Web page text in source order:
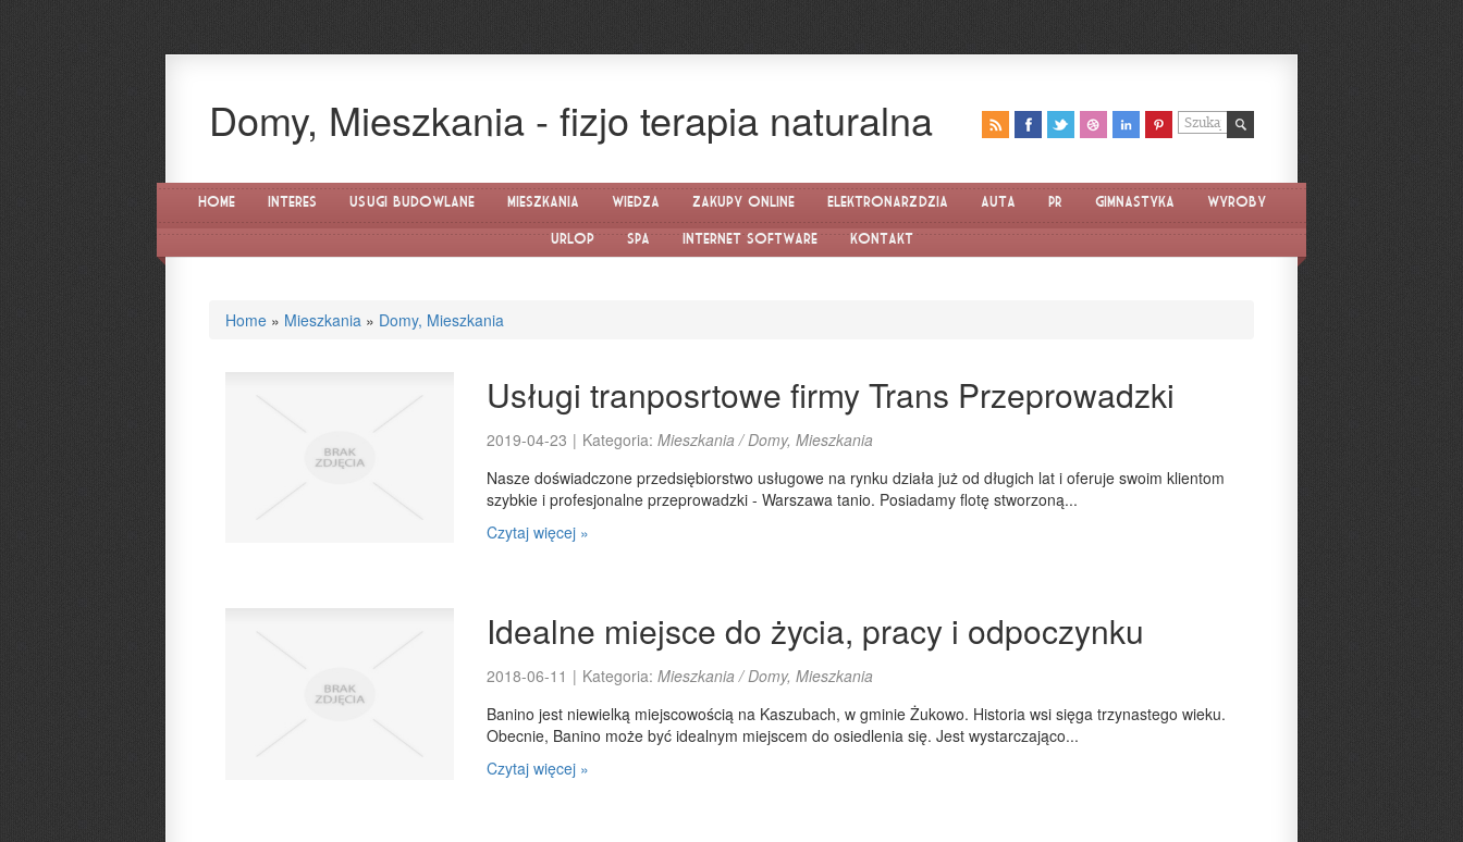
Domy, Mieszkania - fizjo terapia naturalna
Home Interes Usługi Budowlane Mieszkania Wiedza Zakupy Online Elektronarzędzia Auta PR Gimnastyka Wyroby
Urlop SPA Internet Software Kontakt
Home » Mieszkania » Domy, Mieszkania
Usługi tranposrtowe firmy Trans Przeprowadzki
2019-04-23 | Kategoria: Mieszkania / Domy, Mieszkania
Nasze doświadczone przedsiębiorstwo usługowe na rynku działa już od długich lat i oferuje swoim klientom
szybkie i profesjonalne przeprowadzki - Warszawa tanio. Posiadamy flotę stworzoną...
Czytaj więcej »
Idealne miejsce do życia, pracy i odpoczynku
2018-06-11 | Kategoria: Mieszkania / Domy, Mieszkania
Banino jest niewielką miejscowością na Kaszubach, w gminie Żukowo. Historia wsi sięga trzynastego wieku.
Obecnie, Banino może być idealnym miejscem do osiedlenia się. Jest wystarczająco...
Czytaj więcej »